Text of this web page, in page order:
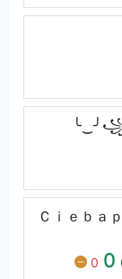
Ｃｉｅｂａ
0 0